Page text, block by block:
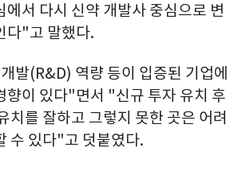
에서 다시 신약 개발사 중심으로 변
다"고 말했다.
발(R&D) 역량 등이 입증된 기업에
향이 있다"면서 "신규 투자 유치 후
치를 잘하고 그렇지 못한 곳은 어려
수 있다"고 덧붙였다.